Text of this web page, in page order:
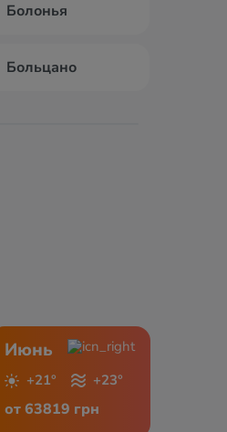
Болонья
Больцано
Июнь
+21° +23°
от 63819 грн